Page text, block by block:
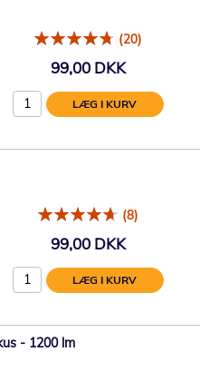
(20)
99,00 DKK
LÆG I KURV
(8)
99,00 DKK
LÆG I KURV
- 1200 lm